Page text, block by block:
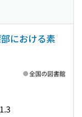
における素
全国の図書館